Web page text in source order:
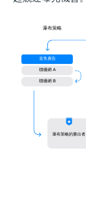
直售廣告
瀑布策略
聯播網 A
聯播網 B
瀑布策略的勝出者